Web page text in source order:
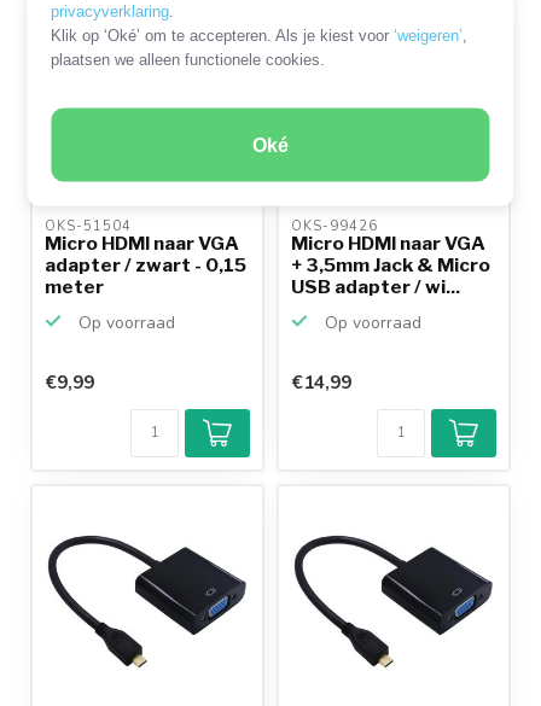
privacyverklaring
Klik op ‘Oké’ om te accepteren. Als je kiest voor‘weigeren’
plaatsen we alleen functionele cookies.
Oké
OKS-51504
Micro HDMI naar VGA
adapter / zwart - 0,15
meter
Op voorraad
€9,99
OKS-99426
Micro HDMI naar VGA
+ 3,5mm Jack & Micro
USB adapter / wi...
Op voorraad
€14,99